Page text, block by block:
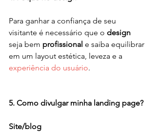
Para ganhar a confiança de seu
visitante é necessário que o design
seja bem profissional e saiba equilibrar
em um layout estética, leveza e a
experiência do usuário.
5. Como divulgar minha landing page?
Site/blog